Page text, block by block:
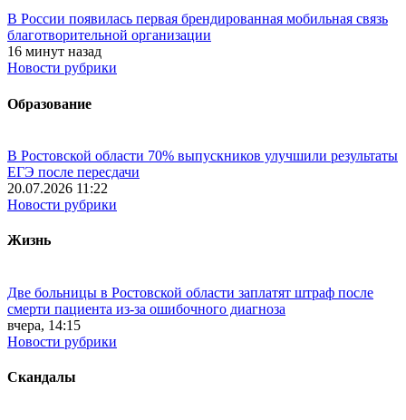
В России появилась первая брендированная мобильная связь
благотворительной организации
16 минут назад
Новости рубрики
Образование
В Ростовской области 70% выпускников улучшили результаты
ЕГЭ после пересдачи
20.07.2026 11:22
Новости рубрики
Жизнь
Две больницы в Ростовской области заплатят штраф после
смерти пациента из-за ошибочного диагноза
вчера, 14:15
Новости рубрики
Скандалы